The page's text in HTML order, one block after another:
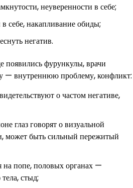
неуверенности в себе;
себе, накапливание обиды;
негатив.
появились фурункулы, врачи
— внутреннюю проблему, конфликт:
о частом негативе,
глаз говорят о визуальной
может быть сильный пережитый
на попе, половых органах —
стыд;